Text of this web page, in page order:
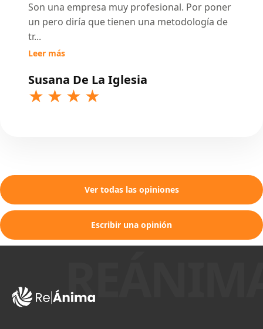
Susana De La Iglesia
Son una empresa muy profesional. Por poner
un pero diría que tienen una metodología de
tr...
Leer más
Ver todas las opiniones
Escribir una opinión